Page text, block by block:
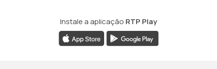
Instale a aplicação RTP Play